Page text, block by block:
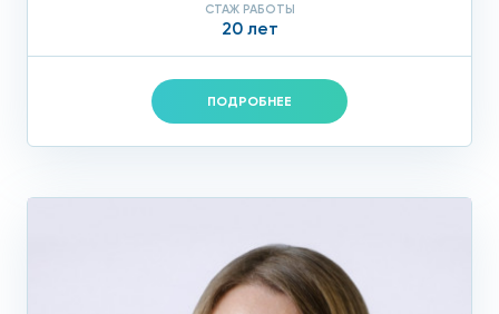
СТАЖ РАБОТЫ
20 лет
ПОДРОБНЕЕ